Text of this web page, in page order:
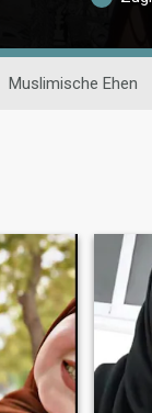
Muslimische Ehen